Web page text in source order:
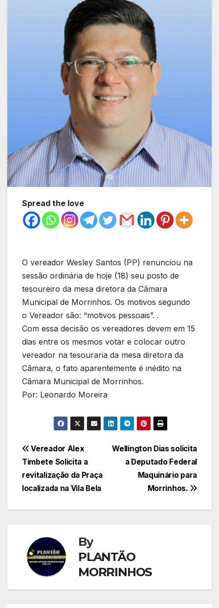
Spread the love
O vereador Wesley Santos (PP) renunciou na
sessão ordinária de hoje (18) seu posto de
tesoureiro da mesa diretora da Câmara
Municipal de Morrinhos. Os motivos segundo
o Vereador são: “motivos pessoais”. .
Com essa decisão os vereadores devem em 15
dias entre os mesmos votar e colocar outro
vereador na tesouraria da mesa diretora da
Câmara, o fato aparentemente é inédito na
Câmara Municipal de Morrinhos.
Por: Leonardo Moreira
Navegação
de
Post
Wellington Dias solicita
a Deputado Federal
Maquinário para
Morrinhos.
Vereador Alex
Timbete Solicita a
revitalização da Praça
localizada na Vila Bela
By
PLANTÃO
MORRINHOS